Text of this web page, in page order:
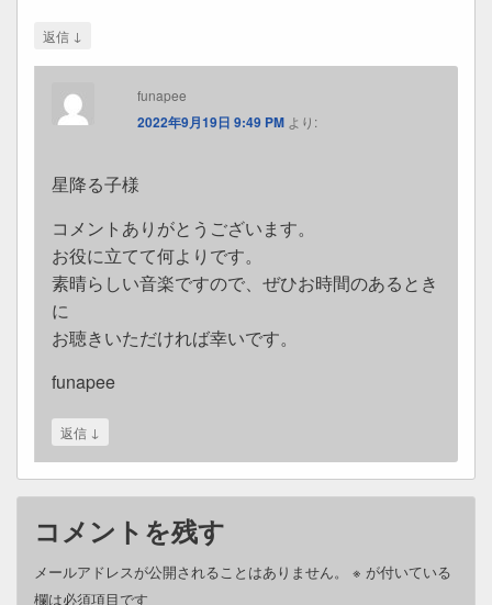
返信 ↓
funapee
2022年9月19日 9:49 PM より:
星降る子様
コメントありがとうございます。
お役に立てて何よりです。
素晴らしい音楽ですので、ぜひお時間のあるとき
に
お聴きいただければ幸いです。
funapee
返信 ↓
コメントを残す
メールアドレスが公開されることはありません。 ※ が付いている
欄は必須項目です